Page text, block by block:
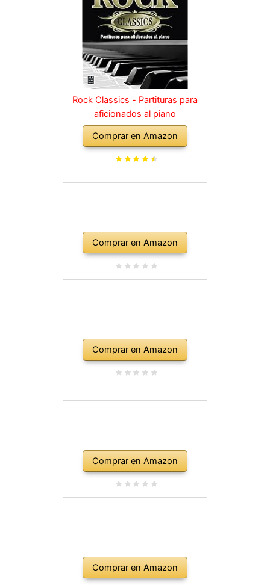
Rock Classics - Partituras para
aficionados al piano
Comprar en Amazon
Comprar en Amazon
Comprar en Amazon
Comprar en Amazon
Comprar en Amazon